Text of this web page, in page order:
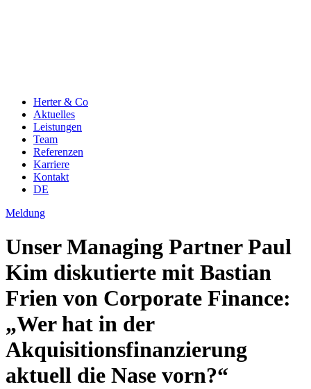
Herter & Co
Aktuelles
Leistungen
Team
Referenzen
Karriere
Kontakt
DE
Meldung
Unser Managing Partner Paul
Kim diskutierte mit Bastian
Frien von Corporate Finance:
„Wer hat in der
Akquisitionsfinanzierung
aktuell die Nase vorn?“